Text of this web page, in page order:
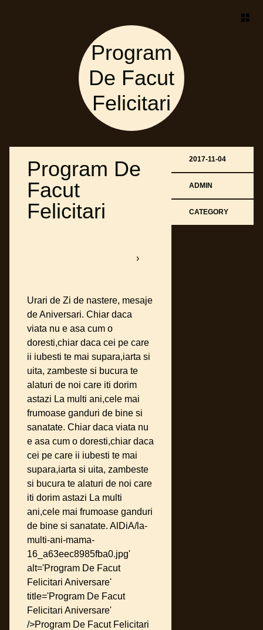
Program
De Facut
Felicitari
Program De
Facut
Felicitari
›
Urari de Zi de nastere, mesaje
de Aniversari. Chiar daca
viata nu e asa cum o
doresti,chiar daca cei pe care
ii iubesti te mai supara,iarta si
uita, zambeste si bucura te
alaturi de noi care iti dorim
astazi La multi ani,cele mai
frumoase ganduri de bine si
sanatate. Chiar daca viata nu
e asa cum o doresti,chiar daca
cei pe care ii iubesti te mai
supara,iarta si uita, zambeste
si bucura te alaturi de noi care
iti dorim astazi La multi
ani,cele mai frumoase ganduri
de bine si sanatate. AlDiA/la-
multi-ani-mama-
16_a63eec8985fba0.jpg'
alt='Program De Facut
Felicitari Aniversare'
title='Program De Facut
Felicitari Aniversare'
/>Program De Facut Felicitari
2017-11-04
ADMIN
CATEGORY